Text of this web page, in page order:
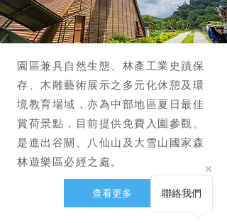
園區兼具自然生態、林產工業史蹟保
存、木雕藝術展示之多元化休憩及環
境教育場域，亦為中部地區夏日最佳
賞荷景點，目前提供免費入園參觀。
是進出谷關、八仙山及大雪山國家森
林遊樂區必經之處。
查看更多 聯絡我們